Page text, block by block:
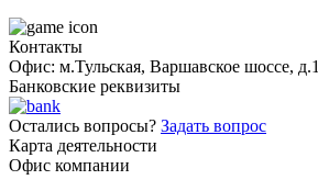
Контакты
Офис: м.Тульская, Варшавское шоссе, д.1
Банковские реквизиты
Остались вопросы? Задать вопрос
Карта деятельности
Офис компании